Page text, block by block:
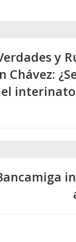
y
Chávez: